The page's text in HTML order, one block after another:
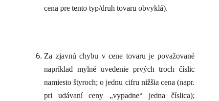
cena pre tento typ/druh tovaru obvyklá).
Za zjavnú chybu v cene tovaru je považované
napríklad mylné uvedenie prvých troch číslic
namiesto štyroch; o jednu cifru nižšia cena (napr.
pri udávaní ceny „vypadne“ jedna číslica);